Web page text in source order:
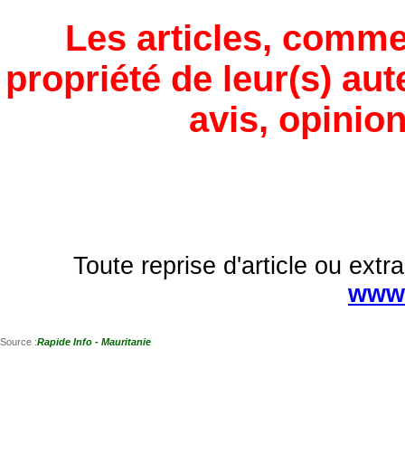
Les articles,
propriété de leur(s)
avis,
Toute reprise d'article ou
Source :Rapide Info - Mauritanie